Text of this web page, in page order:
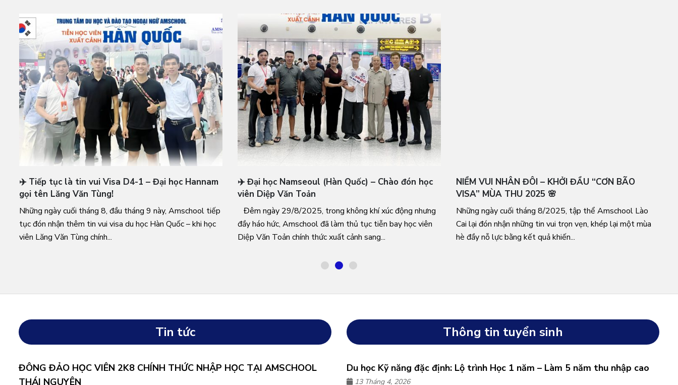
✈️ Tiếp tục là tin vui Visa D4-1 – Đại học Hannam
gọi tên Lăng Văn Tùng!
Những ngày cuối tháng 8, đầu tháng 9 này, Amschool tiếp
tục đón nhận thêm tin vui visa du học Hàn Quốc – khi học
viên Lăng Văn Tùng chính...
✈️ Đại học Namseoul (Hàn Quốc) – Chào đón học
viên Diệp Văn Toản
Đêm ngày 29/8/2025, trong không khí xúc động nhưng
đầy háo hức, Amschool đã làm thủ tục tiễn bay học viên
Diệp Văn Toản chính thức xuất cảnh sang...
NIỀM VUI NHÂN ĐÔI – KHỞI ĐẦU “CƠN BÃO
VISA” MÙA THU 2025 🌸
Những ngày cuối tháng 8/2025, tập thể Amschool Lào
Cai lại đón nhận những tin vui trọn vẹn, khép lại một mùa
hè đầy nỗ lực bằng kết quả khiến...
Tin tức
ĐÔNG ĐẢO HỌC VIÊN 2K8 CHÍNH THỨC NHẬP HỌC TẠI AMSCHOOL
THÁI NGUYÊN
Thông tin tuyển sinh
Du học Kỹ năng đặc định: Lộ trình Học 1 năm – Làm 5 năm thu nhập cao
13 Tháng 4, 2026